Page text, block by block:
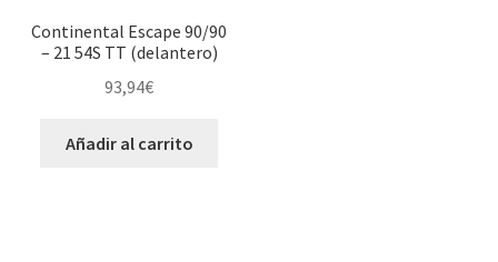
Continental Escape 90/90
– 21 54S TT (delantero)
93,94€
Añadir al carrito